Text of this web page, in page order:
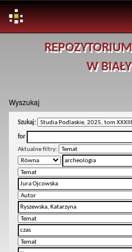
W
Wyszukaj
Szukaj:
for
Aktualne filtry: